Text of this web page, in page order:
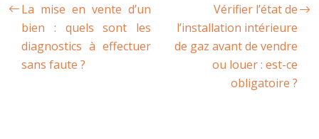
La mise en vente d’un
bien : quels sont les
diagnostics à effectuer
sans faute ?
Vérifier l’état de
l’installation intérieure
de gaz avant de vendre
ou louer : est-ce
obligatoire ?